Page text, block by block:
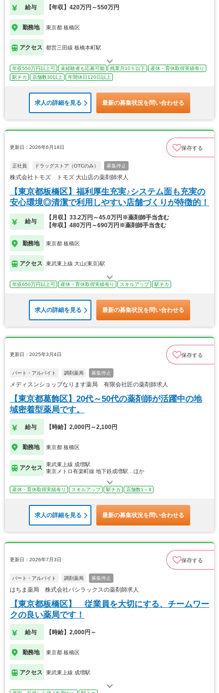
給与 【年収】420万円～550万円
勤務地 東京都 板橋区
アクセス 都営三田線 板橋本町駅
年収550万円以上可 未経験者も応募可能 残業月10ｈ以下
産休・育休取得実績有り
駅チカ
店舗数30以上 年間休日120日以上
求人の詳細を見る 最新の募集状況を問い合わせる
更新日：2026年6月18日 保存する
正社員 ドラッグストア（OTCのみ） 募集停止
株式会社トモズ トモズ 大山店の薬剤師求人
【東京都板橋区】福利厚生充実♪システム面も充実の
安心環境◎清潔で利用しやすい店舗づくりが特徴的！
給与
【月収】33.2万円～45.0万円※薬剤師手当含む
【年収】480万円～690万円※薬剤師手当含む
勤務地 東京都 板橋区
アクセス 東武東上線 大山(東京)駅
年収650万円以上可 産休・育休取得実績有り スキルアップ 駅チカ
求人の詳細を見る 最新の募集状況を問い合わせる
更新日：2025年3月4日 保存する
パート・アルバイト 調剤薬局 募集停止
メディスンショップなります薬局 有限会社匠の薬剤師求人
【東京都葛飾区】20代～50代の薬剤師が活躍中の地
域密着型薬局です。
給与 【時給】2,000円～2,100円
勤務地 東京都 板橋区
アクセス
東武東上線 成増駅
東京メトロ有楽町線 地下鉄成増駅…ほか
産休・育休取得実績有り スキルアップ 駅チカ 店舗数1～9
求人の詳細を見る 最新の募集状況を問い合わせる
更新日：2026年7月3日 保存する
パート・アルバイト 調剤薬局 募集停止
はちま薬局 株式会社バシラックスの薬剤師求人
【東京都板橋区】 従業員を大切にする、チームワー
クの良い薬局です！
給与 【時給】2,000円～
勤務地 東京都 板橋区
アクセス 東武東上線 成増駅